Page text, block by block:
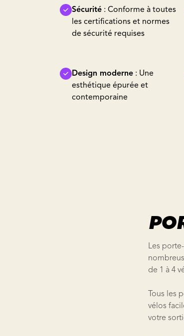
Sécurité : Conforme à toutes
les certifications et normes
de sécurité requises
Design moderne : Une
esthétique épurée et
contemporaine
Les
de 1 à 4
Tous les
vélos
votre